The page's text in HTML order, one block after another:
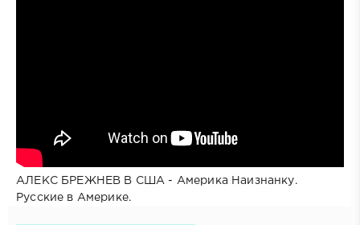
АЛЕКС БРЕЖНЕВ В США - Америка Наизнанку.
Русские в Америке.